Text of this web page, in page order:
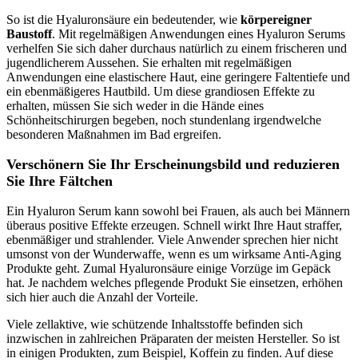
So ist die Hyaluronsäure ein bedeutender, wie körpereigner
Baustoff. Mit regelmäßigen Anwendungen eines Hyaluron Serums
verhelfen Sie sich daher durchaus natürlich zu einem frischeren und
jugendlicherem Aussehen. Sie erhalten mit regelmäßigen
Anwendungen eine elastischere Haut, eine geringere Faltentiefe und
ein ebenmäßigeres Hautbild. Um diese grandiosen Effekte zu
erhalten, müssen Sie sich weder in die Hände eines
Schönheitschirurgen begeben, noch stundenlang irgendwelche
besonderen Maßnahmen im Bad ergreifen.
Verschönern Sie Ihr Erscheinungsbild und reduzieren
Sie Ihre Fältchen
Ein Hyaluron Serum kann sowohl bei Frauen, als auch bei Männern
überaus positive Effekte erzeugen. Schnell wirkt Ihre Haut straffer,
ebenmäßiger und strahlender. Viele Anwender sprechen hier nicht
umsonst von der Wunderwaffe, wenn es um wirksame Anti-Aging
Produkte geht. Zumal Hyaluronsäure einige Vorzüge im Gepäck
hat. Je nachdem welches pflegende Produkt Sie einsetzen, erhöhen
sich hier auch die Anzahl der Vorteile.
Viele zellaktive, wie schützende Inhaltsstoffe befinden sich
inzwischen in zahlreichen Präparaten der meisten Hersteller. So ist
in einigen Produkten, zum Beispiel, Koffein zu finden. Auf diese